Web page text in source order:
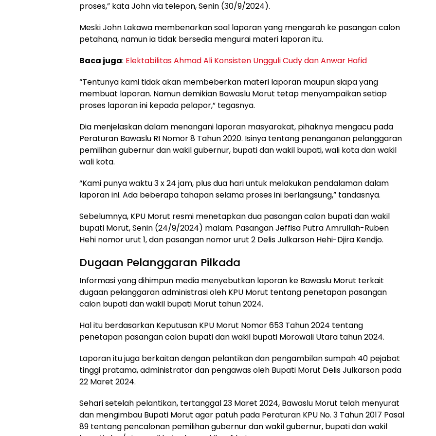
proses,” kata John via telepon, Senin (30/9/2024).
Meski John Lakawa membenarkan soal laporan yang mengarah ke pasangan calon
petahana, namun ia tidak bersedia mengurai materi laporan itu.
Baca juga: Elektabilitas Ahmad Ali Konsisten Ungguli Cudy dan Anwar Hafid
“Tentunya kami tidak akan membeberkan materi laporan maupun siapa yang
membuat laporan. Namun demikian Bawaslu Morut tetap menyampaikan setiap
proses laporan ini kepada pelapor,” tegasnya.
Dia menjelaskan dalam menangani laporan masyarakat, pihaknya mengacu pada
Peraturan Bawaslu RI Nomor 8 Tahun 2020. Isinya tentang penanganan pelanggaran
pemilihan gubernur dan wakil gubernur, bupati dan wakil bupati, wali kota dan wakil
wali kota.
“Kami punya waktu 3 x 24 jam, plus dua hari untuk melakukan pendalaman dalam
laporan ini. Ada beberapa tahapan selama proses ini berlangsung,” tandasnya.
Sebelumnya, KPU Morut resmi menetapkan dua pasangan calon bupati dan wakil
bupati Morut, Senin (24/9/2024) malam. Pasangan Jeffisa Putra Amrullah-Ruben
Hehi nomor urut 1, dan pasangan nomor urut 2 Delis Julkarson Hehi-Djira Kendjo.
Dugaan Pelanggaran Pilkada
Informasi yang dihimpun media menyebutkan laporan ke Bawaslu Morut terkait
dugaan pelanggaran administrasi oleh KPU Morut tentang penetapan pasangan
calon bupati dan wakil bupati Morut tahun 2024.
Hal itu berdasarkan Keputusan KPU Morut Nomor 653 Tahun 2024 tentang
penetapan pasangan calon bupati dan wakil bupati Morowali Utara tahun 2024.
Laporan itu juga berkaitan dengan pelantikan dan pengambilan sumpah 40 pejabat
tinggi pratama, administrator dan pengawas oleh Bupati Morut Delis Julkarson pada
22 Maret 2024.
Sehari setelah pelantikan, tertanggal 23 Maret 2024, Bawaslu Morut telah menyurat
dan mengimbau Bupati Morut agar patuh pada Peraturan KPU No. 3 Tahun 2017 Pasal
89 tentang pencalonan pemilihan gubernur dan wakil gubernur, bupati dan wakil